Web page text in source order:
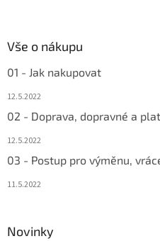
Vše o nákupu
01 - Jak nakupovat
12.5.2022
02 - Doprava, dopravné a
12.5.2022
03 - Postup pro výměnu,
11.5.2022
Novinky